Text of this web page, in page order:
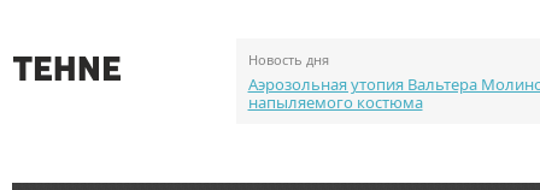
Новость дня
Аэрозольная утопия Вальтера
напыляемого костюма